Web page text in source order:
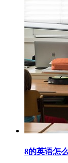
8的英语怎